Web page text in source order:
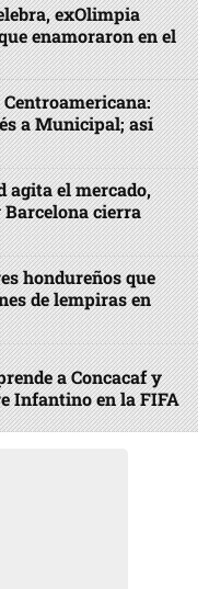
exOlimpia
enamoraron en el
Centroamericana:
a Municipal; así
agita el mercado,
cierra
hondureños que
de lempiras en
a Concacaf y
Infantino en la FIFA